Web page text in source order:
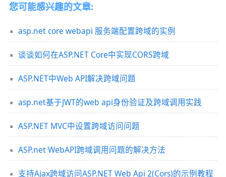
您可能感兴趣的文章:
asp.net core webapi 服务端配置跨域的实例
谈谈如何在ASP.NET Core中实现CORS跨域
ASP.NET中Web API解决跨域问题
asp.net基于JWT的web api身份验证及跨域调用实践
ASP.NET MVC中设置跨域访问问题
ASP.net WebAPI跨域调用问题的解决方法
支持Ajax跨域访问ASP.NET Web Api 2(Cors)的示例教程